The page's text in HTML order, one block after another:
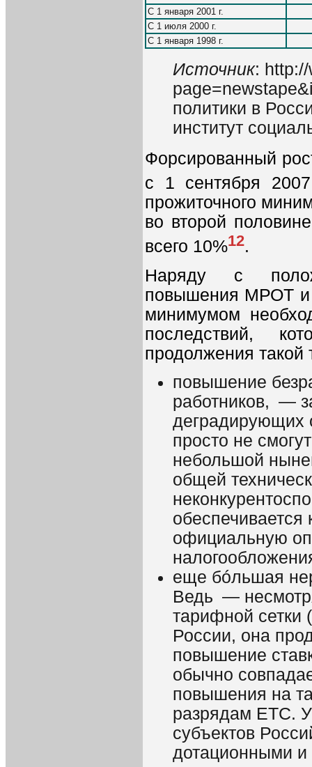
С 1 января 2001 г.
С 1 июля 2000 г.
С 1 января 1998 г.
Источник:
политики в
институт
Форсированный
с 1 сентября
прожиточного
во второй
всего 10%12.
Наряду с
повышения МРОТ и
минимумом
последствий,
продолжения такой
повышение
работников, —
деградирующих
просто не
небольшой
общей
официальную
еще бóльшая
Ведь —
тарифной сетки
России, она
повышение
обычно
повышения на
разрядам ЕТС.
субъектов
дотационными и